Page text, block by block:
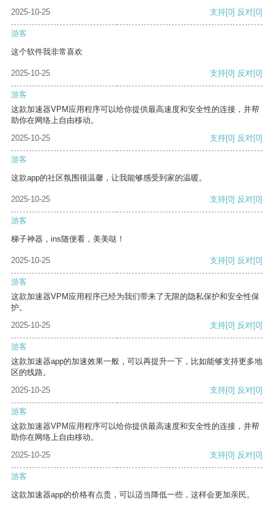
2025-10-25
支持[0] 反对[0]
游客
这个软件我非常喜欢
2025-10-25 支持[0] 反对[0]
游客
这款加速器VPM应用程序可以给你提供最高速度和安全性的连接，并帮
助你在网络上自由移动。
2025-10-25
支持[0] 反对[0]
游客
这款app的社区氛围很温馨，让我能够感受到家的温暖。
2025-10-25 支持[0] 反对[0]
游客
梯子神器，ins随便看，美美哒！
2025-10-25 支持[0] 反对[0]
游客
这款加速器VPM应用程序已经为我们带来了无限的隐私保护和安全性保
护。
2025-10-25
支持[0] 反对[0]
游客
这款加速器app的加速效果一般，可以再提升一下，比如能够支持更多地
区的线路。
2025-10-25
支持[0] 反对[0]
游客
这款加速器VPM应用程序可以给你提供最高速度和安全性的连接，并帮
助你在网络上自由移动。
2025-10-25
支持[0] 反对[0]
游客
这款加速器app的价格有点贵，可以适当降低一些，这样会更加亲民。